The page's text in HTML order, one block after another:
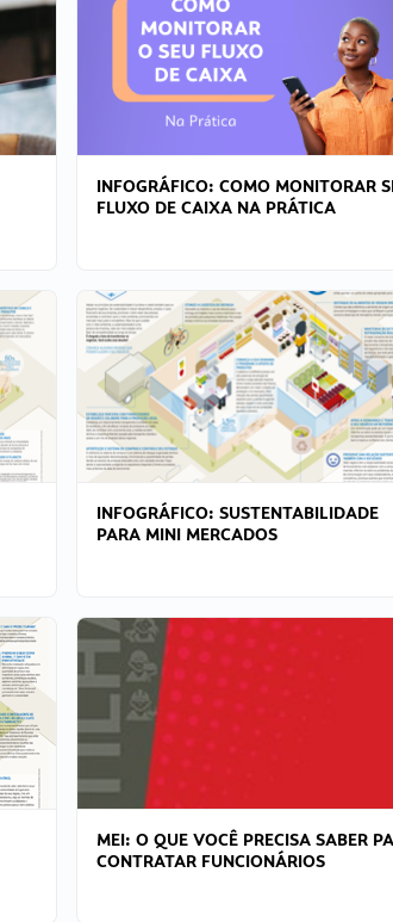
INFOGRÁFICO: COMO MONITORAR
FLUXO DE CAIXA NA PRÁTICA
INFOGRÁFICO: SUSTENTABILIDADE
PARA MINI MERCADOS
MEI: O QUE VOCÊ PRECISA SABER
CONTRATAR FUNCIONÁRIOS